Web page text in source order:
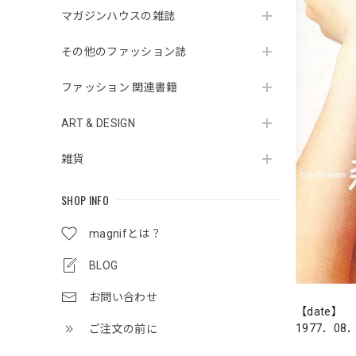
マガジンハウスの雑誌
その他のファッション誌
ファッション 関連書籍
ART & DESIGN
雑貨
SHOP INFO
magnifとは？
BLOG
お問い合わせ
ご注文の前に
【date】
1977．08